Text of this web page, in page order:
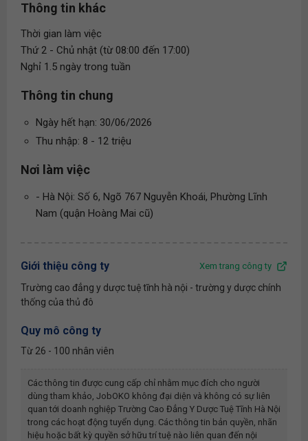
Thông tin khác
Thời gian làm việc
Thứ 2 - Chủ nhật (từ 08:00 đến 17:00)
Nghỉ 1.5 ngày trong tuần
Thông tin chung
Ngày hết hạn: 30/06/2026
Thu nhập: 8 - 12 triệu
Nơi làm việc
- Hà Nội: Số 6, Ngõ 767 Nguyễn Khoái, Phường Lĩnh
Nam (quận Hoàng Mai cũ)
Giới thiệu công ty Xem trang công ty
Trường cao đẳng y dược tuệ tĩnh hà nội - trường y dược chính
thống của thủ đô
Quy mô công ty
Từ 26 - 100 nhân viên
Các thông tin được cung cấp chỉ nhằm mục đích cho người
dùng tham khảo, JobOKO không đại diện và không có sự liên
quan tới doanh nghiệp Trường Cao Đẳng Y Dược Tuệ Tĩnh Hà Nội
trong các hoạt động tuyển dụng. Các thông tin bản quyền, nhãn
hiệu hoặc bất kỳ quyền sở hữu trí tuệ nào liên quan đến nội